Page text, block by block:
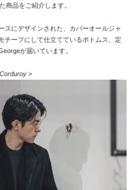
商品をご紹介します。
スにデザインされた、カバーオールジャ
チーフにして仕立てているボトムス、定
が届いています。
>